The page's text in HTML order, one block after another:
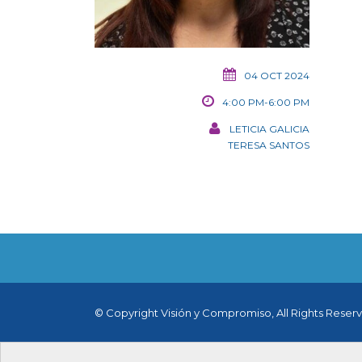
04 OCT 2024
4:00 PM-6:00 PM
LETICIA GALICIA
TERESA SANTOS
© Copyright Visión y Compromiso, All Rights